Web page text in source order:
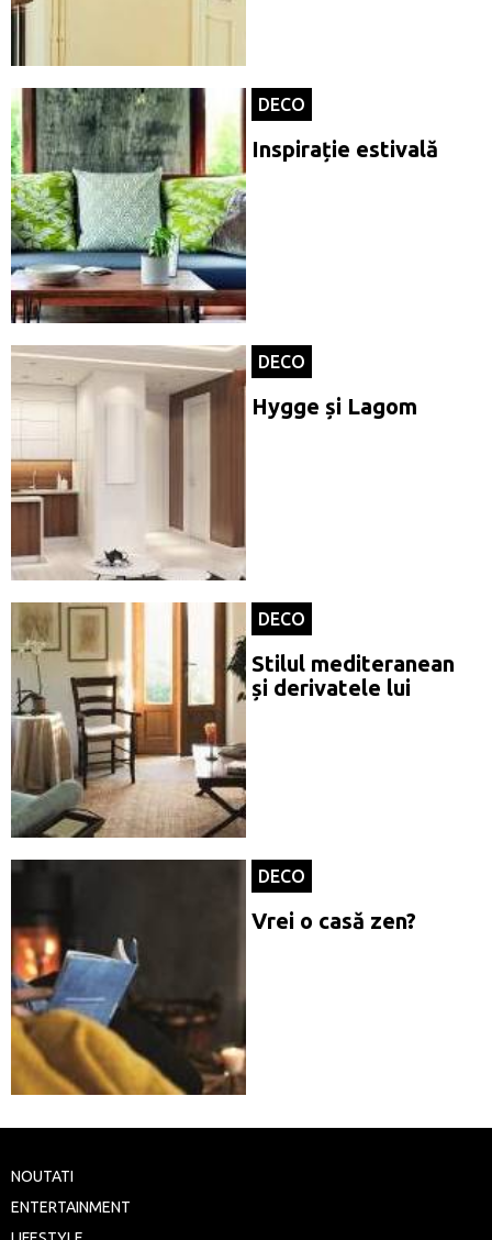
DECO
Inspirație estivală
DECO
Hygge și Lagom
DECO
Stilul mediteranean
și derivatele lui
DECO
Vrei o casă zen?
NOUTATI
ENTERTAINMENT